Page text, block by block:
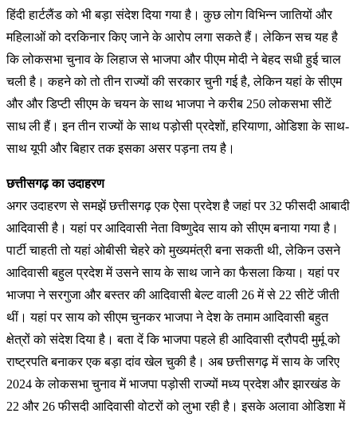
हिंदी हार्टलैंड को भी बड़ा संदेश दिया गया है। कुछ लोग विभिन्न जातियों और
महिलाओं को दरकिनार किए जाने के आरोप लगा सकते हैं। लेकिन सच यह है
कि लोकसभा चुनाव के लिहाज से भाजपा और पीएम मोदी ने बेहद सधी हुई चाल
चली है। कहने को तो तीन राज्यों की सरकार चुनी गई है, लेकिन यहां के सीएम
और और डिप्टी सीएम के चयन के साथ भाजपा ने करीब 250 लोकसभा सीटें
साध ली हैं। इन तीन राज्यों के साथ पड़ोसी प्रदेशों, हरियाणा, ओडिशा के साथ-
साथ यूपी और बिहार तक इसका असर पड़ना तय है।
छत्तीसगढ़ का उदाहरण
अगर उदाहरण से समझें छत्तीसगढ़ एक ऐसा प्रदेश है जहां पर 32 फीसदी आबादी
आदिवासी है। यहां पर आदिवासी नेता विष्णुदेव साय को सीएम बनाया गया है।
पार्टी चाहती तो यहां ओबीसी चेहरे को मुख्यमंत्री बना सकती थी, लेकिन उसने
आदिवासी बहुल प्रदेश में उसने साय के साथ जाने का फैसला किया। यहां पर
भाजपा ने सरगुजा और बस्तर की आदिवासी बेल्ट वाली 26 में से 22 सीटें जीती
थीं। यहां पर साय को सीएम चुनकर भाजपा ने देश के तमाम आदिवासी बहुत
क्षेत्रों को संदेश दिया है। बता दें कि भाजपा पहले ही आदिवासी द्रौपदी मुर्मू को
राष्ट्रपति बनाकर एक बड़ा दांव खेल चुकी है। अब छत्तीसगढ़ में साय के जरिए
2024 के लोकसभा चुनाव में भाजपा पड़ोसी राज्यों मध्य प्रदेश और झारखंड के
22 और 26 फीसदी आदिवासी वोटरों को लुभा रही है। इसके अलावा ओडिशा में